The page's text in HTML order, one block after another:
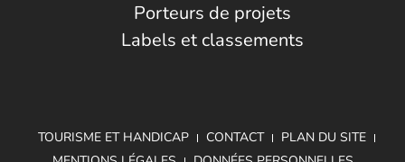
Porteurs de projets
Labels et classements
TOURISME ET HANDICAP CONTACT
PLAN DU SITE